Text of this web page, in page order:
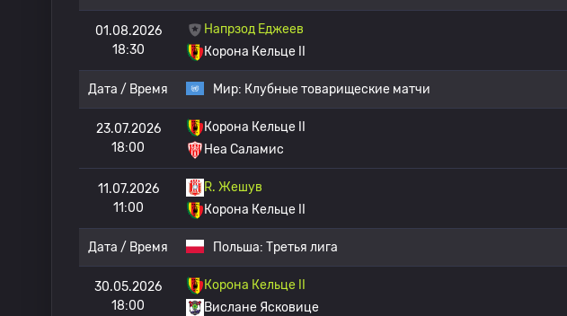
01.08.2026
18:30
Напрзод Еджеев
Корона Кельце II
Дата / Время Мир: Клубные товарищеские матчи
23.07.2026
18:00
Корона Кельце II
Неа Саламис
11.07.2026
11:00
R. Жешув
Корона Кельце II
Дата / Время Польша: Третья лига
30.05.2026
18:00
Корона Кельце II
Вислане Ясковице